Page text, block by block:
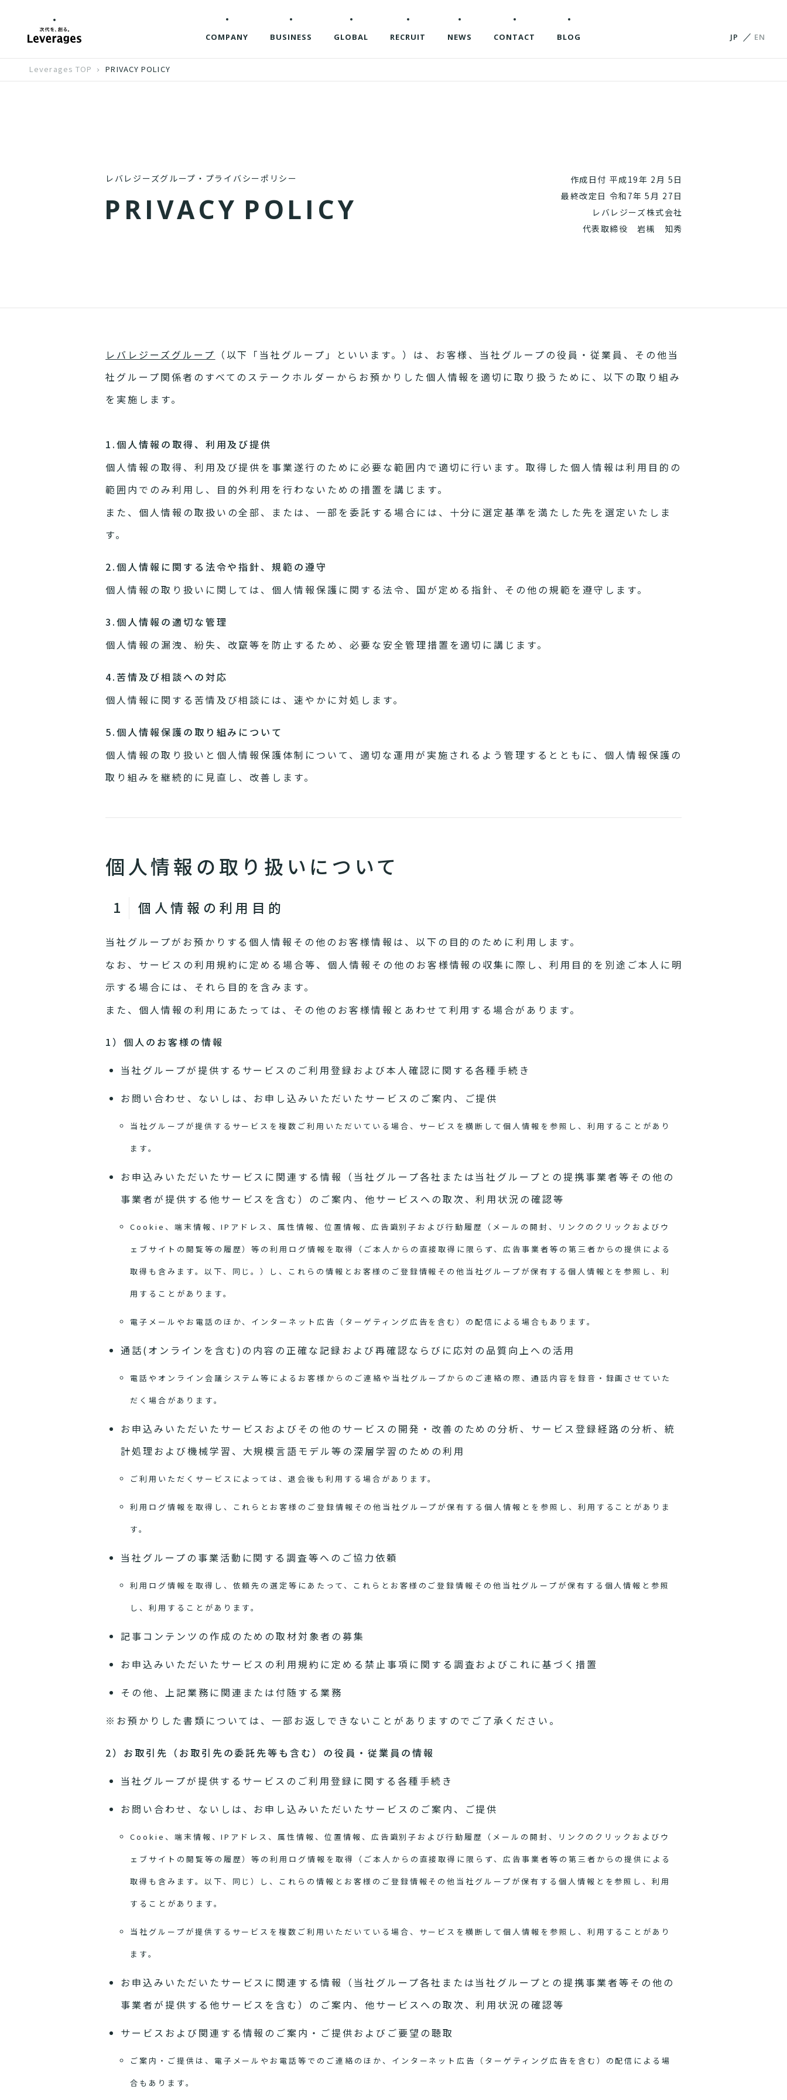
COMPANY BUSINESS GLOBAL RECRUIT NEWS CONTACT BLOG JP EN
Leverages TOP PRIVACY POLICY
レバレジーズグループ・プライバシーポリシー
P RIVACY POLI CY
作成日付 平成19年 2月 5日
最終改定日 令和7年 5月 27日
レバレジーズ株式会社
代表取締役 岩槻 知秀
レバレジーズグループ （以下「当社グループ」といいます。）は、お客様、当社グループの役員・従業員、その他当
社グループ関係者のすべてのステークホルダーからお預かりした個人情報を適切に取り扱うために、以下の取り組み
を実施します。
1.個人情報の取得、利用及び提供
個人情報の取得、利用及び提供を事業遂行のために必要な範囲内で適切に行います。取得した個人情報は利用目的の
範囲内でのみ利用し、目的外利用を行わないための措置を講じます。
また、個人情報の取扱いの全部、または、一部を委託する場合には、十分に選定基準を満たした先を選定いたしま
す。
2.個人情報に関する法令や指針、規範の遵守
個人情報の取り扱いに関しては、個人情報保護に関する法令、国が定める指針、その他の規範を遵守します。
3.個人情報の適切な管理
個人情報の漏洩、紛失、改竄等を防止するため、必要な安全管理措置を適切に講じます。
4.苦情及び相談への対応
個人情報に関する苦情及び相談には、速やかに対処します。
5.個人情報保護の取り組みについて
個人情報の取り扱いと個人情報保護体制について、適切な運用が実施されるよう管理するとともに、個人情報保護の
取り組みを継続的に見直し、改善します。
個人情報の取り扱いについて
個人情報の利用目的
当社グループがお預かりする個人情報その他のお客様情報は、以下の目的のために利用します。
なお、サービスの利用規約に定める場合等、個人情報その他のお客様情報の収集に際し、利用目的を別途ご本人に明
示する場合には、それら目的を含みます。
また、個人情報の利用にあたっては、その他のお客様情報とあわせて利用する場合があります。
1）個人のお客様の情報
当社グループが提供するサービスのご利用登録および本人確認に関する各種手続き
お問い合わせ、ないしは、お申し込みいただいたサービスのご案内、ご提供
当社グループが提供するサービスを複数ご利用いただいている場合、サービスを横断して個人情報を参照し、利用することがあり
ます。
お申込みいただいたサービスに関連する情報（当社グループ各社または当社グループとの提携事業者等その他の
事業者が提供する他サービスを含む）のご案内、他サービスへの取次、利用状況の確認等
Cookie、端末情報、IPアドレス、属性情報、位置情報、広告識別子および行動履歴（メールの開封、リンクのクリックおよびウ
ェブサイトの閲覧等の履歴）等の利用ログ情報を取得（ご本人からの直接取得に限らず、広告事業者等の第三者からの提供による
取得も含みます。以下、同じ。）し、これらの情報とお客様のご登録情報その他当社グループが保有する個人情報とを参照し、利
用することがあります。
電子メールやお電話のほか、インターネット広告（ターゲティング広告を含む）の配信による場合もあります。
通話(オンラインを含む)の内容の正確な記録および再確認ならびに応対の品質向上への活用
電話やオンライン会議システム等によるお客様からのご連絡や当社グループからのご連絡の際、通話内容を録音・録画させていた
だく場合があります。
お申込みいただいたサービスおよびその他のサービスの開発・改善のための分析、サービス登録経路の分析、統
計処理および機械学習、大規模言語モデル等の深層学習のための利用
ご利用いただくサービスによっては、退会後も利用する場合があります。
利用ログ情報を取得し、これらとお客様のご登録情報その他当社グループが保有する個人情報とを参照し、利用することがありま
す。
当社グループの事業活動に関する調査等へのご協力依頼
利用ログ情報を取得し、依頼先の選定等にあたって、これらとお客様のご登録情報その他当社グループが保有する個人情報と参照
し、利用することがあります。
記事コンテンツの作成のための取材対象者の募集
お申込みいただいたサービスの利用規約に定める禁止事項に関する調査およびこれに基づく措置
その他、上記業務に関連または付随する業務
※お預かりした書類については、一部お返しできないことがありますのでご了承ください。
2）お取引先（お取引先の委託先等も含む）の役員・従業員の情報
当社グループが提供するサービスのご利用登録に関する各種手続き
お問い合わせ、ないしは、お申し込みいただいたサービスのご案内、ご提供
Cookie、端末情報、IPアドレス、属性情報、位置情報、広告識別子および行動履歴（メールの開封、リンクのクリックおよびウ
ェブサイトの閲覧等の履歴）等の利用ログ情報を取得（ご本人からの直接取得に限らず、広告事業者等の第三者からの提供による
取得も含みます。以下、同じ）し、これらの情報とお客様のご登録情報その他当社グループが保有する個人情報とを参照し、利用
することがあります。
当社グループが提供するサービスを複数ご利用いただいている場合、サービスを横断して個人情報を参照し、利用することがあり
ます。
お申込みいただいたサービスに関連する情報（当社グループ各社または当社グループとの提携事業者等その他の
事業者が提供する他サービスを含む）のご案内、他サービスへの取次、利用状況の確認等
サービスおよび関連する情報のご案内・ご提供およびご要望の聴取
ご案内・ご提供は、電子メールやお電話等でのご連絡のほか、インターネット広告（ターゲティング広告を含む）の配信による場
合もあります。